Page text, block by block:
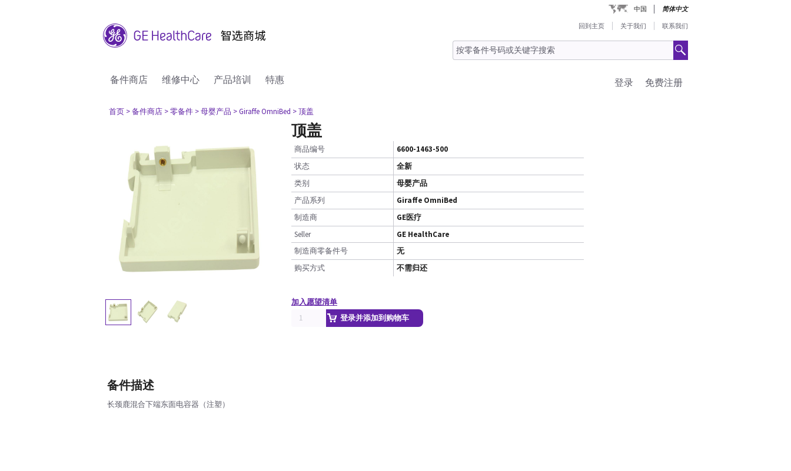
中国 简体中文
回到主页 关于我们 联系我们
备件商店 维修中心 产品培训 特惠 免费注册
登录
首页 > 备件商店 > 零备件 > 母婴产品 > Giraffe OmniBed > 顶盖
顶盖
商品编号
6600-1463-500
状态
全新
类别
母婴产品
产品系列
Giraffe OmniBed
制造商
GE医疗
Seller
GE HealthCare
制造商零备件号
无
购买方式
不需归还
加入愿望清单
登录并添加到购物车
备件描述
长颈鹿混合下端东面电容器（注塑）